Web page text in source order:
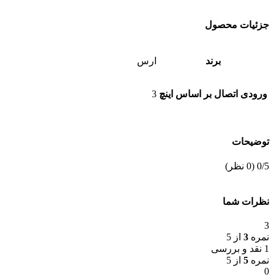
جزئیات محصول
برند ارس
ورودی اتصال بر اساس اینچ 3
توضیحات
‫0/5 ‫(0 نظر)
نظرات شما
3
نمره 3 از 5
1 نقد و بررسی
نمره 5 از 5
0